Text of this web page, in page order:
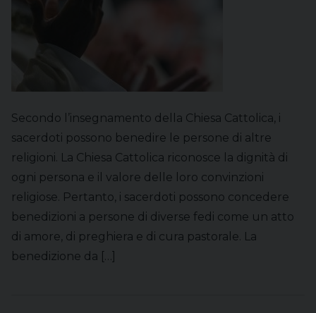
Secondo l’insegnamento della Chiesa Cattolica, i
sacerdoti possono benedire le persone di altre
religioni. La Chiesa Cattolica riconosce la dignità di
ogni persona e il valore delle loro convinzioni
religiose. Pertanto, i sacerdoti possono concedere
benedizioni a persone di diverse fedi come un atto
di amore, di preghiera e di cura pastorale. La
benedizione da […]